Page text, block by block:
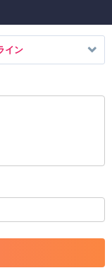
イン
ント削除や書き込み制
投稿